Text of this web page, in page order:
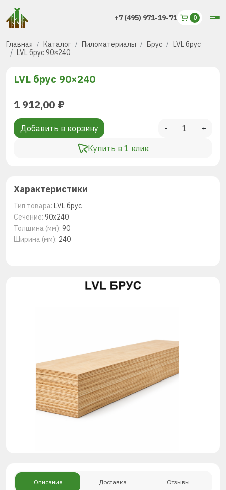
+7 (495) 971-19-71
Главная Каталог Пиломатериалы Брус
LVL брус
LVL брус 90×240
LVL брус 90×240
1 912,00 ₽
Добавить в корзину
Купить в 1 клик
- +
Характеристики
Тип товара: LVL брус
Сечение: 90х240
Толщина (мм): 90
Ширина (мм): 240
Описание Доставка Отзывы